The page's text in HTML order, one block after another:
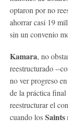
optaron por no
ahorrar casi 19
sin un convenio
Kamara, no
reestructurado --
no ver progreso
de la práctica
reestructurar el
cuando losSaints